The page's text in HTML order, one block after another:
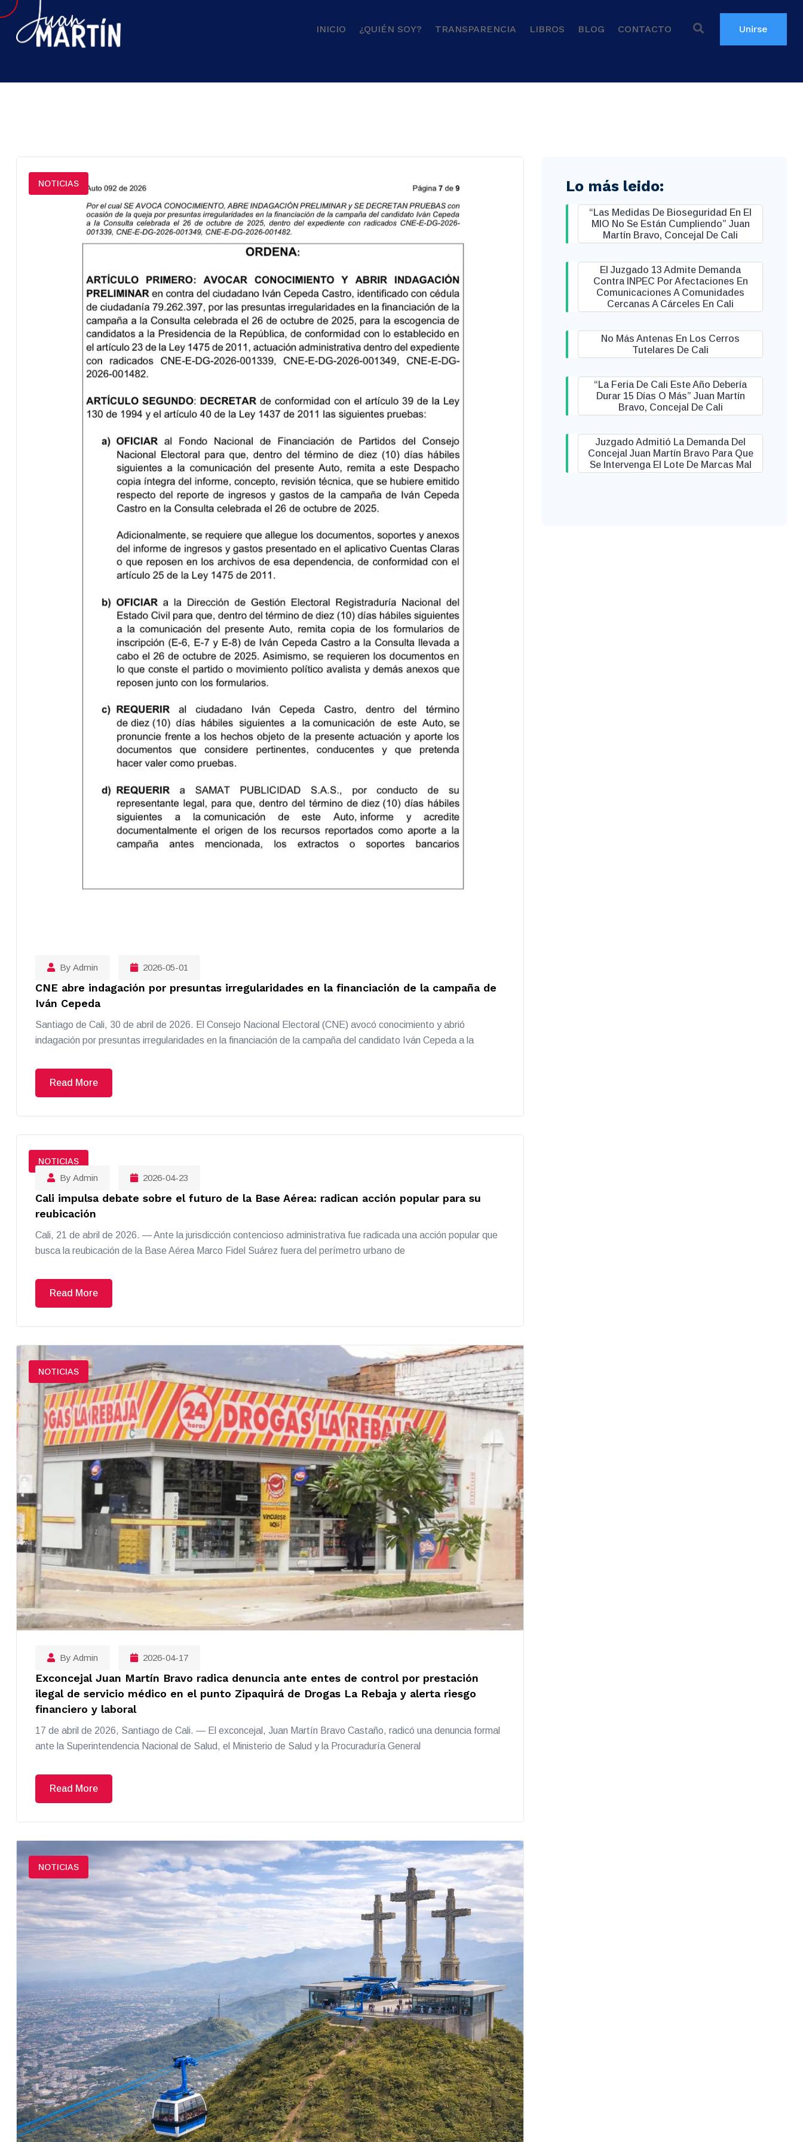
INICIO ¿QUIÉN SOY? TRANSPARENCIA LIBROS BLOG CONTACTO Unirse
NOTICIAS
By Admin 2026-05-01
CNE abre indagación por presuntas irregularidades en la financiación de la campaña de
Iván Cepeda
Santiago de Cali, 30 de abril de 2026. El Consejo Nacional Electoral (CNE) avocó conocimiento y abrió
indagación por presuntas irregularidades en la financiación de la campaña del candidato Iván Cepeda a la
Read More
NOTICIAS
By Admin 2026-04-23
Cali impulsa debate sobre el futuro de la Base Aérea: radican acción popular para su
reubicación
Cali, 21 de abril de 2026. — Ante la jurisdicción contencioso administrativa fue radicada una acción popular que
busca la reubicación de la Base Aérea Marco Fidel Suárez fuera del perímetro urbano de
Read More
NOTICIAS
By Admin 2026-04-17
Exconcejal Juan Martín Bravo radica denuncia ante entes de control por prestación
ilegal de servicio médico en el punto Zipaquirá de Drogas La Rebaja y alerta riesgo
financiero y laboral
17 de abril de 2026, Santiago de Cali. — El exconcejal, Juan Martín Bravo Castaño, radicó una denuncia formal
ante la Superintendencia Nacional de Salud, el Ministerio de Salud y la Procuraduría General
Read More
NOTICIAS
Lo más leido:
“Las Medidas De Bioseguridad En El
MIO No Se Están Cumpliendo” Juan
Martín Bravo, Concejal De Cali
El Juzgado 13 Admite Demanda
Contra INPEC Por Afectaciones En
Comunicaciones A Comunidades
Cercanas A Cárceles En Cali
No Más Antenas En Los Cerros
Tutelares De Cali
“La Feria De Cali Este Año Debería
Durar 15 Días O Más” Juan Martín
Bravo, Concejal De Cali
Juzgado Admitió La Demanda Del
Concejal Juan Martín Bravo Para Que
Se Intervenga El Lote De Marcas Mal